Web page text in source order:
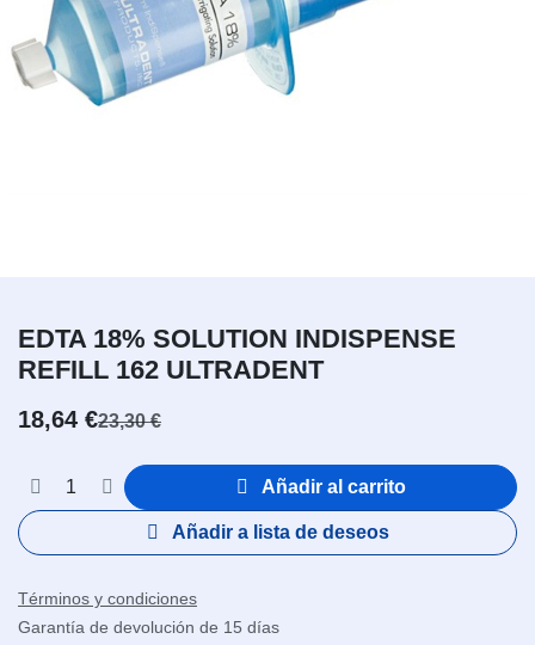
EDTA 18% SOLUTION INDISPENSE
REFILL 162 ULTRADENT
18,64 €23,30€
Añadir al carrito
Añadir a lista de deseos
Términos y condiciones
Garantía de devolución de 15 días